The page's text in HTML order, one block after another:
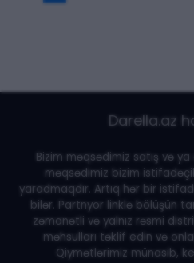
Darella.az
Bizim məqsədimiz satış və
məqsədimiz bizim
yaradmaqdır. Artıq hər bir
bilər. Partnyor linklə bölüşün
zəmanətli və yalnız rəsmi
məhsulları təklif edin və
Qiymətlərimiz münasib,